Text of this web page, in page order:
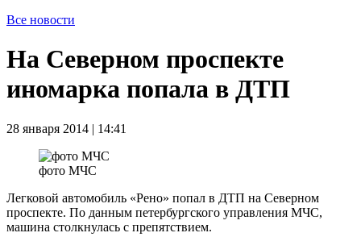
Все новости
На Северном проспекте
иномарка попала в ДТП
28 января 2014 | 14:41
фото МЧС
Легковой автомобиль «Рено» попал в ДТП на Северном
проспекте. По данным петербургского управления МЧС,
машина столкнулась с препятствием.